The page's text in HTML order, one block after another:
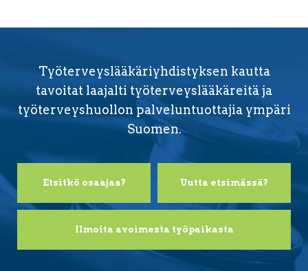
Työterveyslääkäriyhdistyksen kautta
tavoitat laajalti työterveyslääkäreitä ja
työterveyshuollon palveluntuottajia ympäri
Suomen.
Etsitkö osaajaa? Uutta etsimässä?
Ilmoita avoimesta työpaikasta